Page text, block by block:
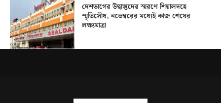
দেশভাগের উদ্বাস্তুদের স্মরণে শিয়ালদহে
স্মৃতিসৌধ, নভেম্বরের মধ্যেই কাজ শেষের
লক্ষ্যমাত্রা